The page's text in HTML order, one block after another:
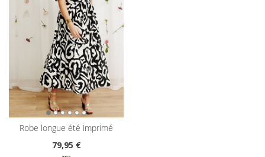
robe longue été imprimé
79,95 €